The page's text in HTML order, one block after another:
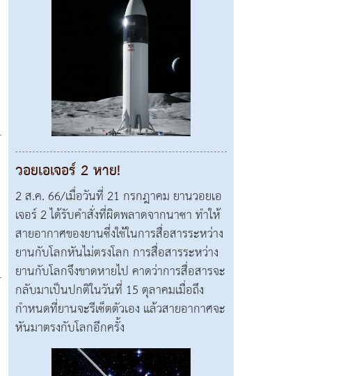
วอยเอเจอร์ 2 หาย!
2 ส.ค. 66/เมื่อวันที่ 21 กรกฎาคม ยานวอยเอ
เจอร์ 2 ได้รับคำสั่งที่ผิดพลาดจากนาซา ทำให้
สายอากาศของยานซึ่งใช้ในการสื่อสารระหว่าง
ยานกับโลกหันไม่ตรงโลก การสื่อสารระหว่าง
ยานกับโลกจึงขาดหายไป คาดว่าการสื่อสารจะ
กลับมาเป็นปกติในวันที่ 15 ตุลาคมเมื่อถึง
กำหนดที่ยานจะรีเซ็ตตัวเอง แล้วสายอากาศจะ
หันมาตรงกับโลกอีกครั้ง